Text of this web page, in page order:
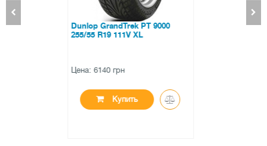
Ovation V-02 195 R15C 106/104R
Купить